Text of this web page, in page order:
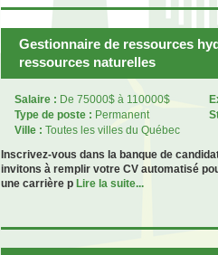
Gestionnaire de ressources
ressources naturelles
Salaire : De 75000$ à 110000$
Type de poste : Permanent
Ville : Toutes les villes du Québec
Inscrivez-vous dans la banque de
invitons à remplir votre CV automatisé
une carrière p Lire la suite...